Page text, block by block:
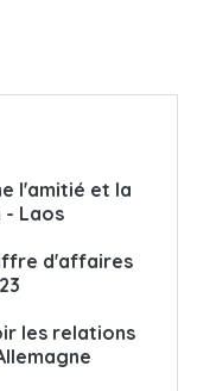
l'amitié et la
- Laos
d'affaires
les relations